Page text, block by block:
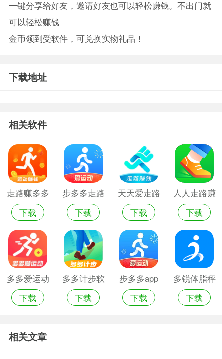
一键分享给好友，邀请好友也可以轻松赚钱。不出门就
可以轻松赚钱
金币领到受软件，可兑换实物礼品！
下载地址
相关软件
走路赚多多
红包版
下载
步多多走路
赚钱2019版
下载
天天爱走路
极速版赚钱
版
下载
人人走路赚
钱旧版
下载
多多爱运动
app官方版
下载
多多计步软
件
下载
步多多app
最新版
下载
多锐体脂秤
app官网版
下载
相关文章